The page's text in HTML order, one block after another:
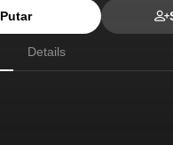
Putar
Details